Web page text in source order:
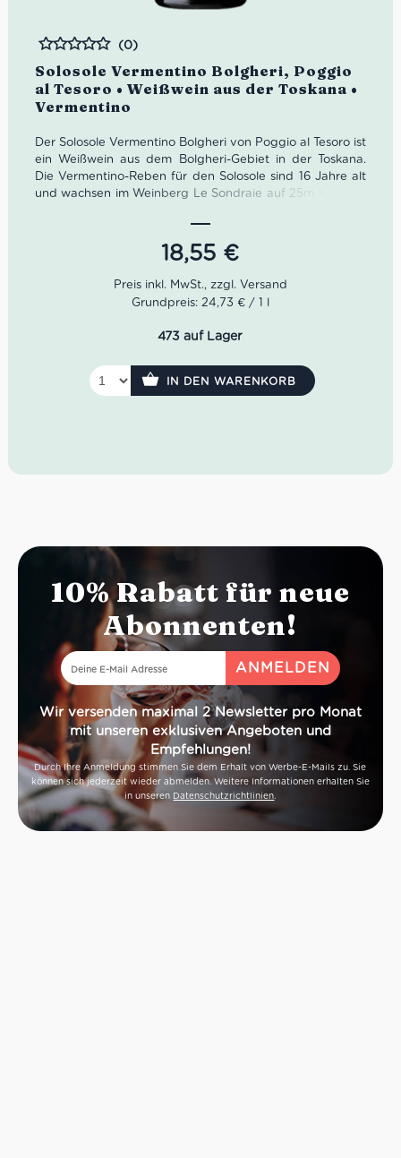
Solosole Vermentino Bolgheri, Poggio
al Tesoro • Weißwein aus der Toskana •
Vermentino
Bewertet
(0)
Der Solosole Vermentino Bolgheri von Poggio al Tesoro ist
ein Weißwein aus dem Bolgheri-Gebiet in der Toskana.
Die Vermentino-Reben für den Solosole sind 16 Jahre alt
und wachsen im Weinberg Le Sondraie auf 25m Höhe im
Hand geerntet und nach sorgfältiger Auswahl und
sanfter Pressung in Edelstahltanks ohne malolaktische
Gärung vergoren. Der Wein reift dann eine Zeit lang in
den Tanks auf Feinhefe, gefolgt von einem Monat in der
Flasche, bevor er auf den Markt gebracht wird.
Eigenschaften vom Solosole Vermentino Bolgheri:
Hellgold mit grünem Schimmer
Geruch:Feuerstein, Aprikosen, Mirabellen, Orangen
und Quitte
Geschmack:Saftig, mineralisch, würzig,
18,55 €
Grundpreis: 24,73 € / 1 l
473 auf Lager
IN DEN WARENKORB
10% Rabatt für neue
Abonnenten!
Wir versenden maximal 2 Newsletter pro Monat
mit unseren exklusiven Angeboten und
Empfehlungen!
Durch Ihre Anmeldung stimmen Sie dem Erhalt von Werbe-E-Mails zu. Sie
können sich jederzeit wieder abmelden. Weitere Informationen erhalten Sie
in unseren Datenschutzrichtlinien